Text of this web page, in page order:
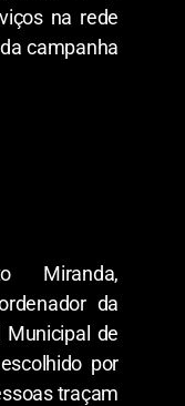
na rede
campanha
Miranda,
da
Municipal de
por
traçam